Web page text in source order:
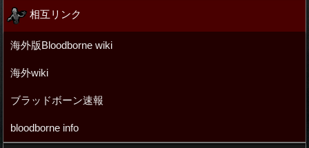
相互リンク
海外版Bloodborne wiki
海外wiki
ブラッドボーン速報
bloodborne info